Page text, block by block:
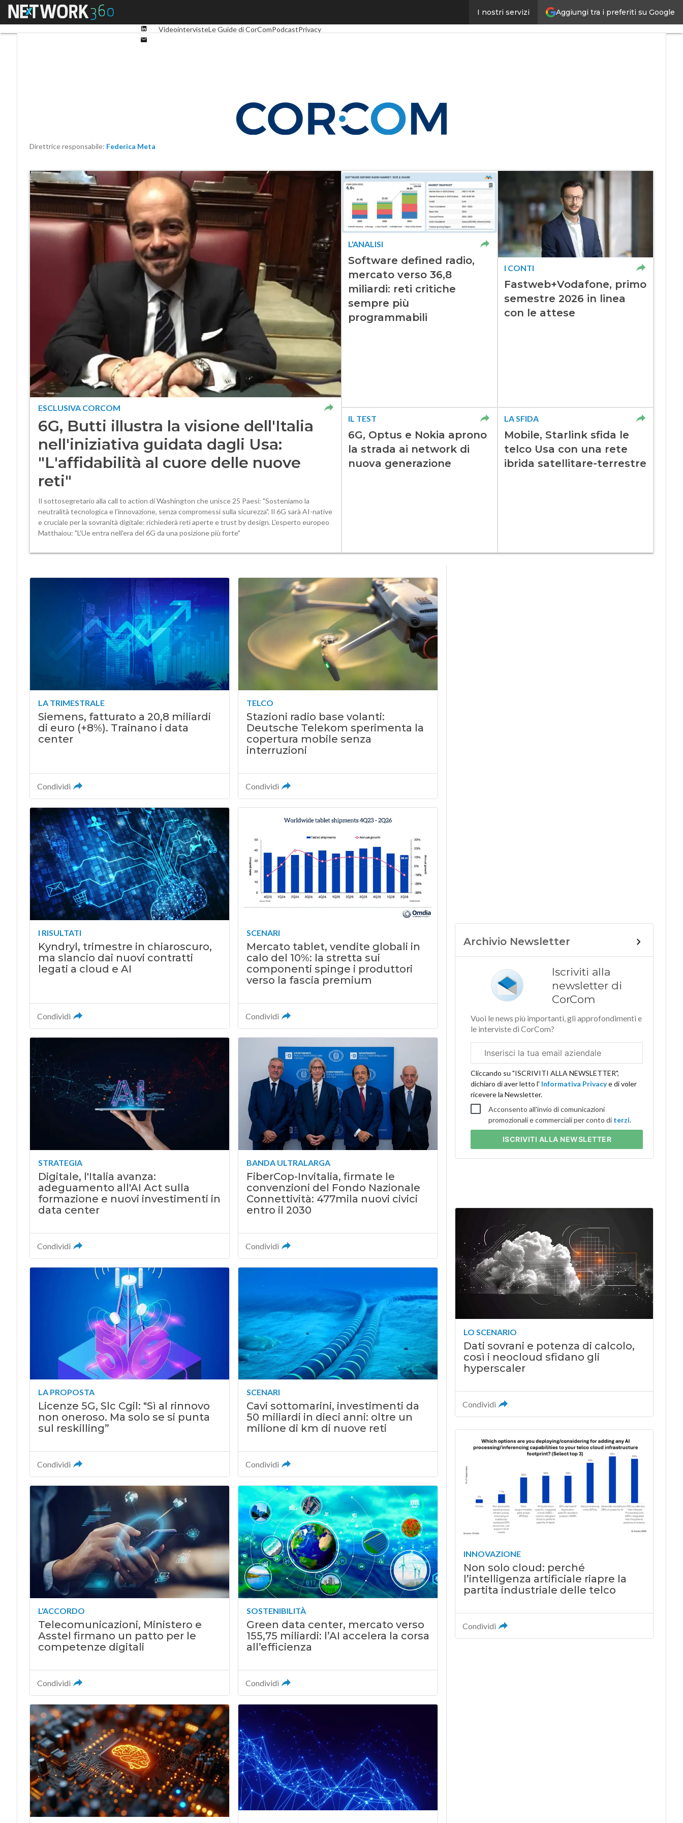
Aggiungi tra i preferiti su Google
I nostri servizi
Menu
Linkedin
Intelligenza artificiale
VideointervisteLe Guide di CorComPodcastPrivacy
Direttrice responsabile: Federica Meta
ESCLUSIVA CORCOM
6G, Butti illustra la visione dell'Italia
nell'iniziativa guidata dagli Usa:
"L'affidabilità al cuore delle nuove
reti"
Il sottosegretario alla call to action di Washington che unisce 25 Paesi: "Sosteniamo la
neutralità tecnologica e l'innovazione, senza compromessi sulla sicurezza". Il 6G sarà AI-native
e cruciale per la sovranità digitale: richiederà reti aperte e trust by design. L'esperto europeo
Matthaiou: "L'Ue entra nell'era del 6G da una posizione più forte"
L'ANALISI
Software defined radio,
mercato verso 36,8
miliardi: reti critiche
sempre più
programmabili
I CONTI
Fastweb+Vodafone, primo
semestre 2026 in linea
con le attese
IL TEST
6G, Optus e Nokia aprono
la strada ai network di
nuova generazione
LA SFIDA
Mobile, Starlink sfida le
telco Usa con una rete
ibrida satellitare-terrestre
LA TRIMESTRALE
Siemens, fatturato a 20,8 miliardi
di euro (+8%). Trainano i data
center
Condividi
TELCO
Stazioni radio base volanti:
Deutsche Telekom sperimenta la
copertura mobile senza
interruzioni
Condividi
I RISULTATI
Kyndryl, trimestre in chiaroscuro,
ma slancio dai nuovi contratti
legati a cloud e AI
Condividi
SCENARI
Mercato tablet, vendite globali in
calo del 10%: la stretta sui
componenti spinge i produttori
verso la fascia premium
Condividi
STRATEGIA
Digitale, l'Italia avanza:
adeguamento all'AI Act sulla
formazione e nuovi investimenti in
data center
Condividi
BANDA ULTRALARGA
FiberCop-Invitalia, firmate le
convenzioni del Fondo Nazionale
Connettività: 477mila nuovi civici
entro il 2030
Condividi
LA PROPOSTA
Licenze 5G, Slc Cgil: "Sì al rinnovo
non oneroso. Ma solo se si punta
sul reskilling”
Condividi
SCENARI
Cavi sottomarini, investimenti da
50 miliardi in dieci anni: oltre un
milione di km di nuove reti
Condividi
L'ACCORDO
Telecomunicazioni, Ministero e
Asstel firmano un patto per le
competenze digitali
Condividi
SOSTENIBILITÀ
Green data center, mercato verso
155,75 miliardi: l’AI accelera la corsa
all’efficienza
Condividi
Archivio Newsletter
Iscriviti alla
newsletter di
CorCom
Vuoi le news più importanti, gli approfondimenti e
le interviste di CorCom?
aziendale
Cliccando su "ISCRIVITI ALLA NEWSLETTER",
dichiaro di aver letto l' Informativa Privacye di voler
ricevere la Newsletter.
Acconsento all'invio di comunicazioni
promozionali e commerciali per conto di terzi.
ISCRIVITI ALLA NEWSLETTER
LO SCENARIO
Dati sovrani e potenza di calcolo,
così i neocloud sfidano gli
hyperscaler
Condividi
INNOVAZIONE
Non solo cloud: perché
l’intelligenza artificiale riapre la
partita industriale delle telco
Condividi